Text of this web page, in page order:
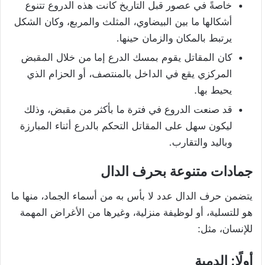
خاصةً في عصور قبل التاريخ كانت هذه الدروع تتنوع
أشكالها ما بين البيضاوي، المثلث والمربع، وكان الشكل
يرتبط بالمكان والزمان حينها.
كان المقاتل يقوم بمسك الدرع إما من خلال المقبض
المركزي يقع في الداخل بالمنتصف، أو الحزام الذي
يحيط بها.
قد صنعت الدروع في فترة ما بأكثر من مقبض، وذلك
ليكون سهل على المقاتل التحكم بالدرع أثناء المبارزة
وباليد والتقارب.
جمادات متنوعة بحرف الدال
يتضمن حرف الدال عدد لا بأس به من أسماء الجماد، منها ما
هو للتسلية، أو لوظيفة منزلية، وغيرها من الأغراض المهمة
للإنسان، مثل:
أولًا: الدمية